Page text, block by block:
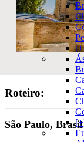
Roteiro:
São Paulo,